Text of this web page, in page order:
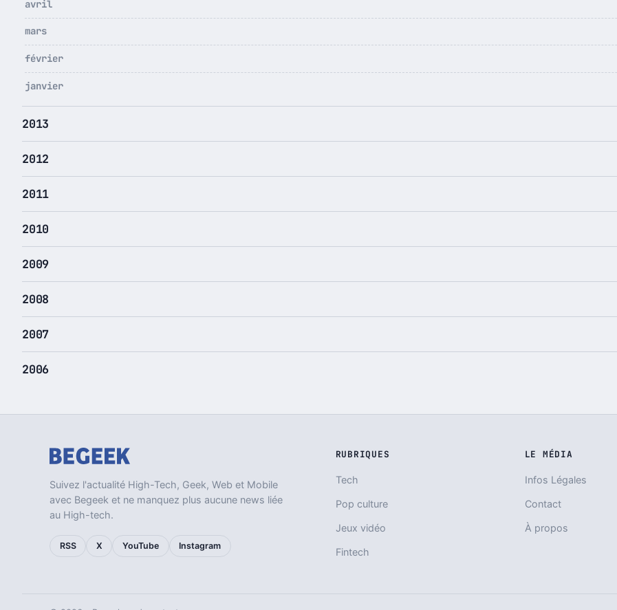
avril
mars
février
janvier
2013
2012
2011
2010
2009
2008
2007
2006
Suivez l'actualité High-Tech, Geek, Web et Mobile
avec Begeek et ne manquez plus aucune news liée
au High-tech.
RSS X YouTube Instagram
RUBRIQUES
Tech
Pop culture
Jeux vidéo
Fintech
LE MÉDIA
Infos Légales
Contact
À propos